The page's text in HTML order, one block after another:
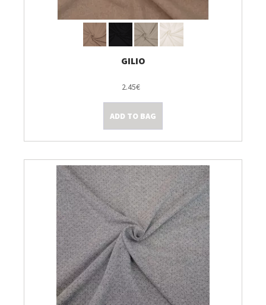
GILIO
2.45€
ADD TO BAG